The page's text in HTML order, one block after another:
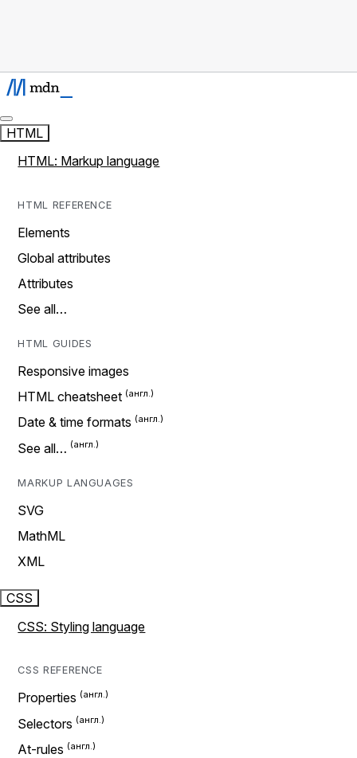
HTML
HTML: Markup language
HTML REFERENCE
Elements
Global attributes
Attributes
See all…
HTML GUIDES
Responsive images
HTML cheatsheet
Date & time formats
See all…
MARKUP LANGUAGES
SVG
MathML
XML
CSS
CSS: Styling language
CSS REFERENCE
Properties
Selectors
At-rules